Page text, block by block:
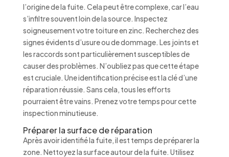
l’origine de la fuite. Cela peut être complexe, car l’eau
s’infiltre souvent loin de la source. Inspectez
soigneusement votre toiture en zinc. Recherchez des
signes évidents d’usure ou de dommage. Les joints et
les raccords sont particulièrement susceptibles de
causer des problèmes. N’oubliez pas que cette étape
est cruciale. Une identification précise est la clé d’une
réparation réussie. Sans cela, tous les efforts
pourraient être vains. Prenez votre temps pour cette
inspection minutieuse.
Préparer la surface de réparation
Après avoir identifié la fuite, il est temps de préparer la
zone. Nettoyez la surface autour de la fuite. Utilisez